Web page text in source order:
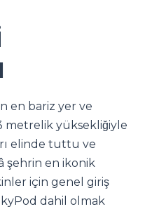
en bariz yer ve
metrelik yüksekliğiyle
elinde tuttu ve
şehrin en ikonik
için genel giriş
dahil olmak